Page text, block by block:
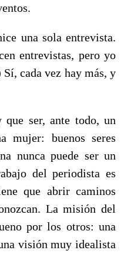
una sola entrevista.
entrevistas, pero yo
cada vez hay más, y
que ser, ante todo, un
mujer: buenos seres
nunca puede ser un
del periodista es
que abrir caminos
La misión del
por los otros: una
visión muy idealista